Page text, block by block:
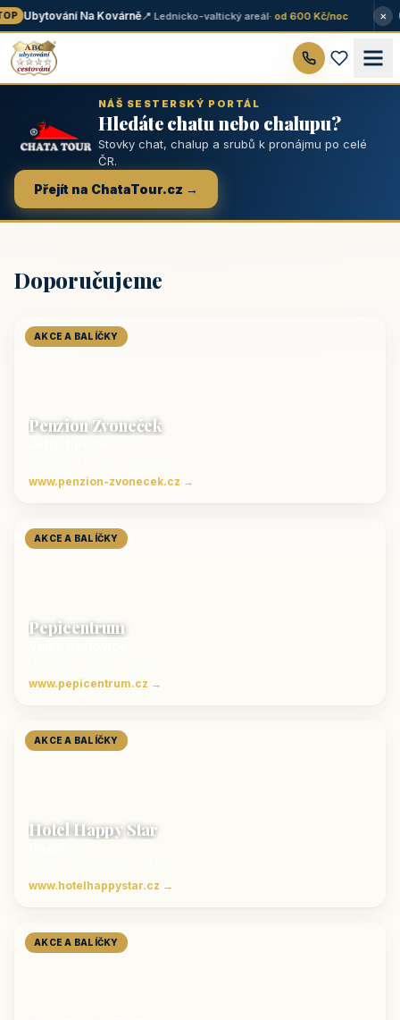
Ubytování Na Kovárně📍 Lednicko-valtický areál· od 600 Kč/noc ×
NÁŠ SESTERSKÝ PORTÁL
Hledáte chatu nebo chalupu?
Stovky chat, chalup a srubů k pronájmu po celé
ČR.
Přejít na ChataTour.cz →
Doporučujeme
AKCE A BALÍČKY
Penzion Zvoneček
www.penzion-zvonecek.cz →
AKCE A BALÍČKY
Pepicentrum
www.pepicentrum.cz →
AKCE A BALÍČKY
Hotel Happy Star
www.hotelhappystar.cz →
AKCE A BALÍČKY